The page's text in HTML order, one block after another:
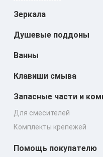
Зеркала
Душевые поддоны
Ванны
Клавиши смыва
Запасные части и
Для смесителей
Комплекты крепежей
Помощь покупателю